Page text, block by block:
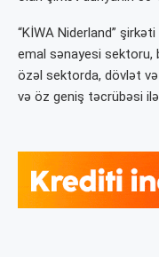
“KİWA Niderland”
emal sənayesi sektoru,
özəl sektorda, dövlət
və öz geniş təcrübəsi